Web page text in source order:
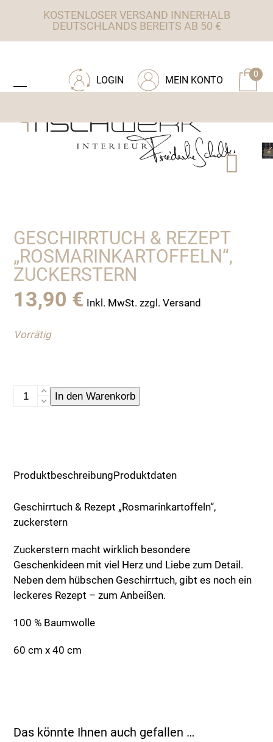
KOSTENLOSER VERSAND INNERHALB
DEUTSCHLANDS BEREITS AB 50 €
0
MEIN KONTO
LOGIN
mobile
mobile
GESCHIRRTUCH & REZEPT
„ROSMARINKARTOFFELN“,
ZUCKERSTERN
13,90 € Inkl. MwSt. zzgl. Versand
Vorrätig
Geschirrtuch
Menge
In den Warenkorb
ProduktbeschreibungProduktdaten
Geschirrtuch & Rezept „Rosmarinkartoffeln“,
zuckerstern
Zuckerstern macht wirklich besondere
Geschenkideen mit viel Herz und Liebe zum Detail.
Neben dem hübschen Geschirrtuch, gibt es noch ein
leckeres Rezept – zum Anbeißen.
100 % Baumwolle
60 cm x 40 cm
Das könnte Ihnen auch gefallen …